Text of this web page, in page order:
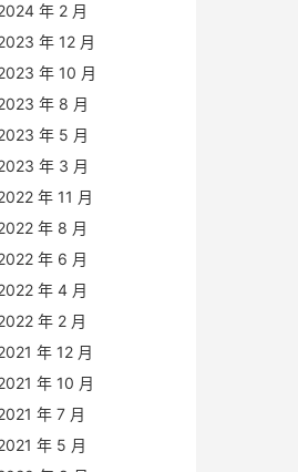
年 2 月
年 12 月
年 10 月
年 8 月
年 5 月
年 3 月
年 11 月
年 8 月
年 6 月
年 4 月
年 2 月
年 12 月
年 10 月
年 7 月
年 5 月